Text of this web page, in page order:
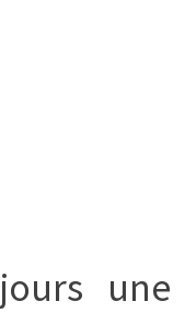
une